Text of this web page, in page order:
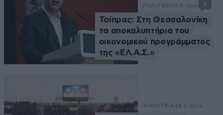
ΠΟΛΙΤΙΚΗ45 λ. πριν 8
Τσίπρας: Στη Θεσσαλονίκη
τα αποκαλυπτήρια του
οικονομικού προγράμματος
της «ΕΛ.Α.Σ.»
ΑΘΛΗΤΙΚΑ46 λ. πριν